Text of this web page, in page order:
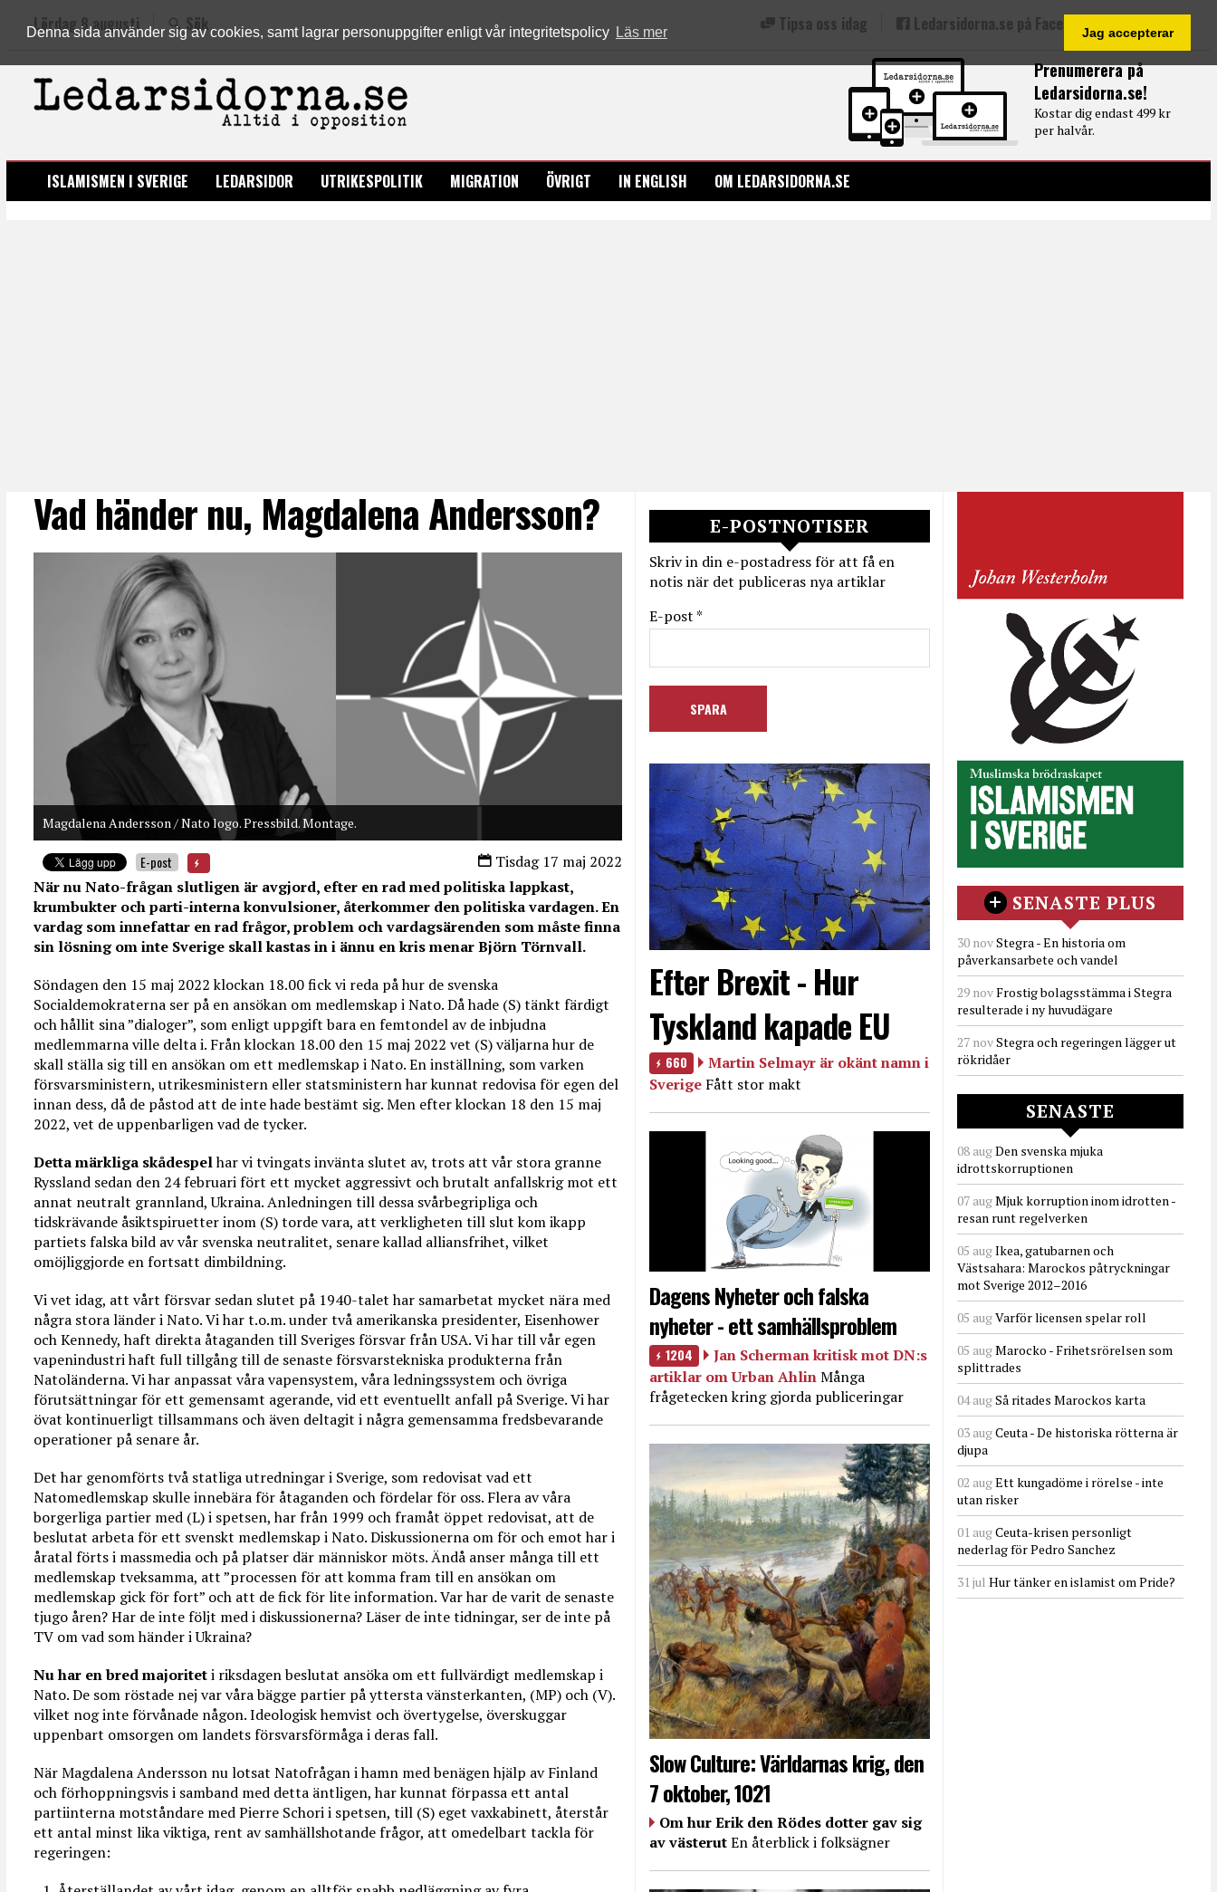
Denna sida använder sig av cookies, samt lagrar personuppgifter enligt vår integritetspolicy Läs mer Jag accepterar
Prenumerera på
Ledarsidorna.se!
Kostar dig endast 499 kr
per halvår.
Lördag 8 augusti Sök Tipsa oss idag Ledarsidorna.se på Facebook
LEDARSIDORNA.SE
ISLAMISMEN I SVERIGE LEDARSIDOR UTRIKESPOLITIK MIGRATION ÖVRIGT IN ENGLISH OM LEDARSIDORNA.SE
Vad händer nu, Magdalena Andersson?
Magdalena Andersson / Nato logo. Pressbild. Montage.
Tisdag 17 maj 2022
E-post
När nu Nato-frågan slutligen är avgjord, efter en rad med politiska lappkast,
krumbukter och parti-interna konvulsioner, återkommer den politiska vardagen. En
vardag som innefattar en rad frågor, problem och vardagsärenden som måste finna
sin lösning om inte Sverige skall kastas in i ännu en kris menar Björn Törnvall.
Söndagen den 15 maj 2022 klockan 18.00 fick vi reda på hur de svenska
Socialdemokraterna ser på en ansökan om medlemskap i Nato. Då hade (S) tänkt färdigt
och hållit sina ”dialoger”, som enligt uppgift bara en femtondel av de inbjudna
medlemmarna ville delta i. Från klockan 18.00 den 15 maj 2022 vet (S) väljarna hur de
skall ställa sig till en ansökan om ett medlemskap i Nato. En inställning, som varken
försvarsministern, utrikesministern eller statsministern har kunnat redovisa för egen del
innan dess, då de påstod att de inte hade bestämt sig. Men efter klockan 18 den 15 maj
2022, vet de uppenbarligen vad de tycker.
Detta märkliga skådespelhar vi tvingats invänta slutet av, trots att vår stora granne
Ryssland sedan den 24 februari fört ett mycket aggressivt och brutalt anfallskrig mot ett
annat neutralt grannland, Ukraina. Anledningen till dessa svårbegripliga och
tidskrävande åsiktspiruetter inom (S) torde vara, att verkligheten till slut kom ikapp
partiets falska bild av vår svenska neutralitet, senare kallad alliansfrihet, vilket
omöjliggjorde en fortsatt dimbildning.
Vi vet idag, att vårt försvar sedan slutet på 1940-talet har samarbetat mycket nära med
några stora länder i Nato. Vi har t.o.m. under två amerikanska presidenter, Eisenhower
och Kennedy, haft direkta åtaganden till Sveriges försvar från USA. Vi har till vår egen
vapenindustri haft full tillgång till de senaste försvarstekniska produkterna från
Natoländerna. Vi har anpassat våra vapensystem, våra ledningssystem och övriga
förutsättningar för ett gemensamt agerande, vid ett eventuellt anfall på Sverige. Vi har
övat kontinuerligt tillsammans och även deltagit i några gemensamma fredsbevarande
operationer på senare år.
Det har genomförts två statliga utredningar i Sverige, som redovisat vad ett
Natomedlemskap skulle innebära för åtaganden och fördelar för oss. Flera av våra
borgerliga partier med (L) i spetsen, har från 1999 och framåt öppet redovisat, att de
beslutat arbeta för ett svenskt medlemskap i Nato. Diskussionerna om för och emot har i
åratal förts i massmedia och på platser där människor möts. Ändå anser många till ett
medlemskap tveksamma, att ”processen för att komma fram till en ansökan om
medlemskap gick för fort” och att de fick för lite information. Var har de varit de senaste
tjugo åren? Har de inte följt med i diskussionerna? Läser de inte tidningar, ser de inte på
TV om vad som händer i Ukraina?
Nu har en bred majoriteti riksdagen beslutat ansöka om ett fullvärdigt medlemskap i
Nato. De som röstade nej var våra bägge partier på yttersta vänsterkanten, (MP) och (V).
vilket nog inte förvånade någon. Ideologisk hemvist och övertygelse, överskuggar
uppenbart omsorgen om landets försvarsförmåga i deras fall.
När Magdalena Andersson nu lotsat Natofrågan i hamn med benägen hjälp av Finland
och förhoppningsvis i samband med detta äntligen, har kunnat förpassa ett antal
partiinterna motståndare med Pierre Schori i spetsen, till (S) eget vaxkabinett, återstår
ett antal minst lika viktiga, rent av samhällshotande frågor, att omedelbart tackla för
regeringen:
E-POSTNOTISER
Skriv in din e-postadress för att få en
notis när det publiceras nya artiklar
E-post *
Efter Brexit - Hur
Tyskland kapade EU
660
Martin Selmayr är okänt namn i
Sverige Fått stor makt
Dagens Nyheter och falska
nyheter - ett samhällsproblem
1204
Jan Scherman kritisk mot DN:s
artiklar om Urban AhlinMånga
frågetecken kring gjorda publiceringar
Slow Culture: Världarnas krig, den
7 oktober, 1021
Om hur Erik den Rödes dotter gav sig
av västerutEn återblick i folksägner
SENASTE PLUS
30 novStegra - En historia om
påverkansarbete och vandel
29 novFrostig bolagsstämma i Stegra
resulterade i ny huvudägare
27 novStegra och regeringen lägger ut
rökridåer
SENASTE
08 augDen svenska mjuka
idrottskorruptionen
07 augMjuk korruption inom idrotten -
resan runt regelverken
05 augIkea, gatubarnen och
Västsahara: Marockos påtryckningar
mot Sverige 2012–2016
05 augVarför licensen spelar roll
05 augMarocko - Frihetsrörelsen som
splittrades
04 augSå ritades Marockos karta
03 augCeuta - De historiska rötterna är
djupa
02 augEtt kungadöme i rörelse - inte
utan risker
01 augCeuta-krisen personligt
nederlag för Pedro Sanchez
31 jul Hur tänker en islamist om Pride?